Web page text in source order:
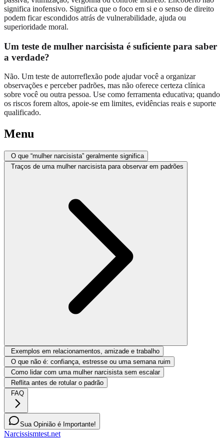
significa inofensivo. Significa que o foco em si e o senso de direito
podem ficar escondidos atrás de vulnerabilidade, ajuda ou
superioridade moral.
Um teste de mulher narcisista é suficiente para saber
a verdade?
Não. Um teste de autorreflexão pode ajudar você a organizar
observações e perceber padrões, mas não oferece certeza clínica
sobre você ou outra pessoa. Use como ferramenta educativa; quando
os riscos forem altos, apoie-se em limites, evidências reais e suporte
qualificado.
Menu
O que “mulher narcisista” geralmente significa
Traços de uma mulher narcisista para observar em padrões
Exemplos em relacionamentos, amizade e trabalho
O que não é: confiança, estresse ou uma semana ruim
Como lidar com uma mulher narcisista sem escalar
Reflita antes de rotular o padrão
FAQ
Sua Opinião é Importante!
Narcissismtest.net